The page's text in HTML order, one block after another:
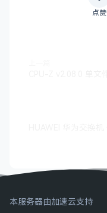
点赞
本服务器由加速云支持